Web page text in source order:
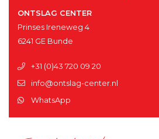
ONTSLAG CENTER
Prinses Ireneweg 4
6241 GE Bunde
+31 (0)43 720 09 20
info@ontslag-center.nl
WhatsApp